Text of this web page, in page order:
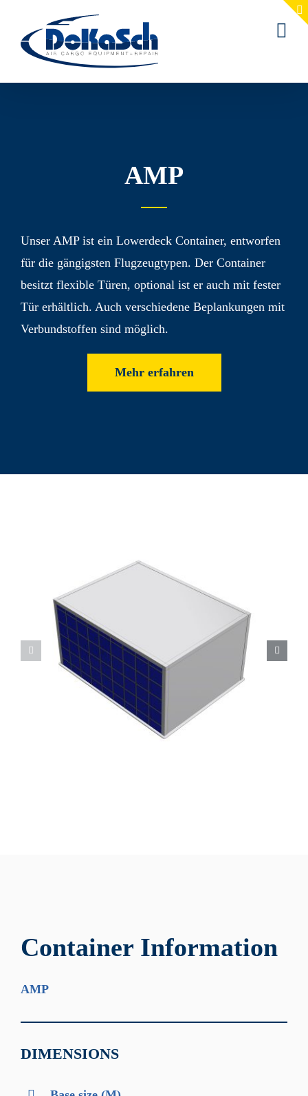
Inhalt
springen
AMP
Unser AMP ist ein Lowerdeck Container, entworfen
für die gängigsten Flugzeug­typen. Der Container
besitzt flexible Türen, optional ist er auch mit fester
Tür erhält­lich. Auch verschiedene Beplankungen mit
Verbund­stoffen sind möglich.
Mehr erfahren
Container Information
AMP
DIMENSIONS